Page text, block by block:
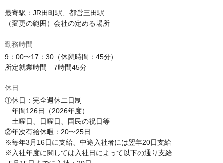
最寄駅：JR田町駅、都営三田駅
（変更の範囲）会社の定める場所
勤務時間
9：00〜17：30（休憩時間：45分）
所定就業時間　7時間45分
休日
①休日：完全週休二日制
年間126日（2026年度）
土曜日、日曜日、国民の祝日等
②年次有給休暇：20〜25日
※毎年3月16日に支給、中途入社者には翌年20日支給
※入社年度に関しては入社日によって以下の通り支給